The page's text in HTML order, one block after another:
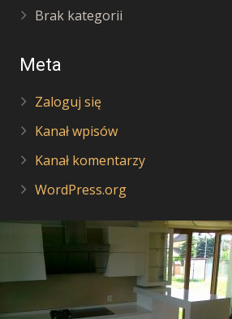
Brak kategorii
Meta
Zaloguj się
Kanał wpisów
Kanał komentarzy
WordPress.org